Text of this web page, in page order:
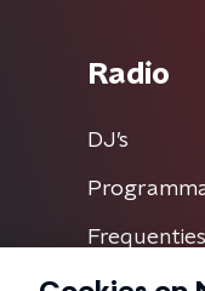
Radio
DJ’s
Frequenties